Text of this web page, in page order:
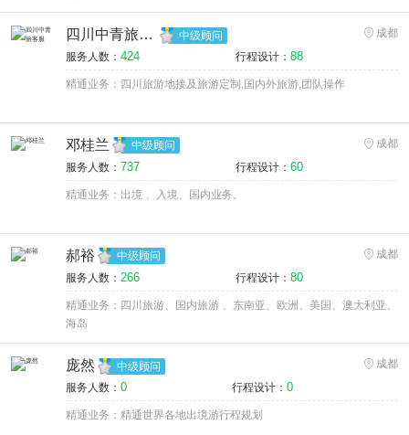
四川中青旅客服 中级顾问
成都
服务人数： 424 行程设计： 88
精通业务：四川旅游地接及旅游定制,国内外旅游,团队操作
邓桂兰 中级顾问
成都
服务人数： 737 行程设计： 60
精通业务：出境 、入境、国内业务。
郝裕 中级顾问
成都
服务人数： 266 行程设计： 80
精通业务：四川旅游、国内旅游 、东南亚、欧洲、美国、澳大利亚、
海岛
庞然 中级顾问
成都
服务人数： 0 行程设计： 0
精通业务：精通世界各地出境游行程规划